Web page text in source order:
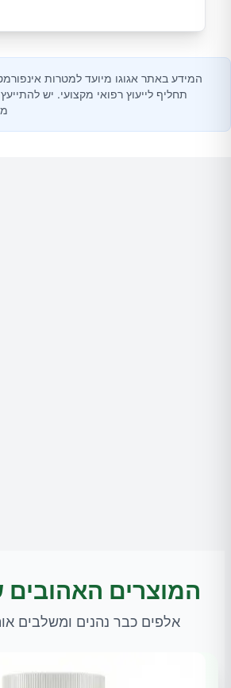
המידע באתר אגוגו מיועד למטרות
תחליף לייעוץ רפואי מקצועי. יש
המוצרים האהובים
אלפים כבר נהנים ומשלבים